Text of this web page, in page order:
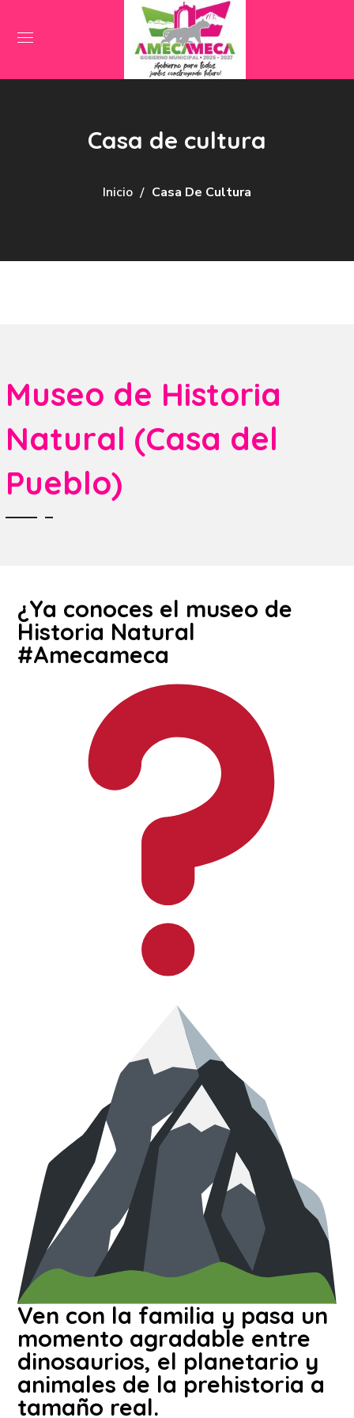
Casa de cultura
Inicio Casa De Cultura
Museo de Historia
Natural (Casa del
Pueblo)
¿Ya conoces el museo de
Historia Natural
#Amecameca
Ven con la familia y pasa un
momento agradable entre
dinosaurios, el planetario y
animales de la prehistoria a
tamaño real.